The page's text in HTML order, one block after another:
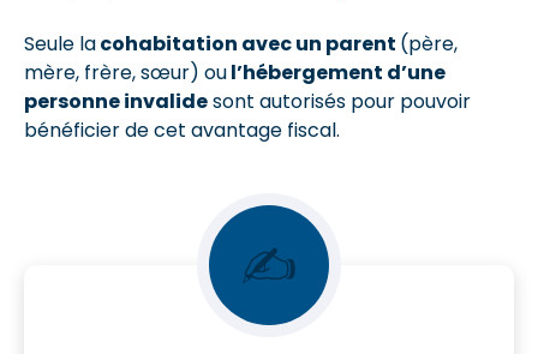
Seule lacohabitation avec un parent (père,
mère, frère, sœur) oul’hébergement d’une
personne invalidesont autorisés pour pouvoir
bénéficier de cet avantage fiscal.
✍